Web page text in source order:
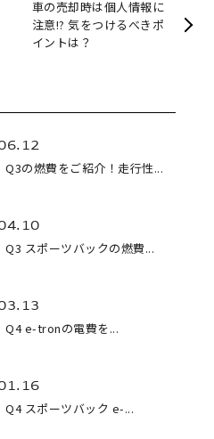
車の売却時は個人情報に
注意!? 気をつけるべきポ
イントは？
Q3の燃費をご紹介！走行性...
Q3 スポーツバックの燃費...
Q4 e-tronの電費を...
Q4 スポーツバック e-...